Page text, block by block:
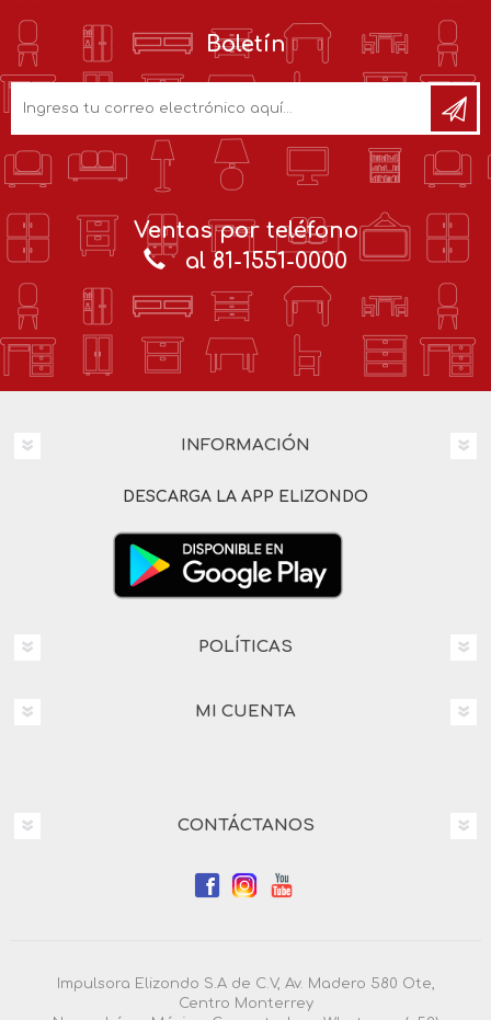
Boletín
Ventas por teléfono
al 81-1551-0000
INFORMACIÓN
DESCARGA LA APP ELIZONDO
POLÍTICAS
MI CUENTA
CONTÁCTANOS
Impulsora Elizondo S.A de C.V, Av. Madero 580 Ote,
Centro Monterrey